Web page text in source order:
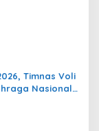
Timnas Voli
Nasional